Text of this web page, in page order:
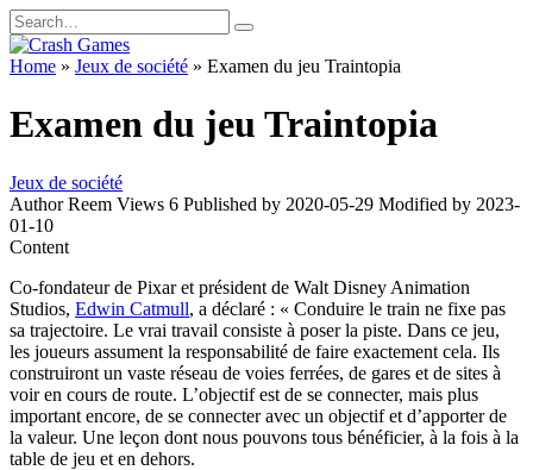
Skip
to
content
Search
for:
Home » Jeux de société » Examen du jeu Traintopia
Examen du jeu Traintopia
Jeux de société
Author Reem Views 6 Published by 2020-05-29 Modified by 2023-
01-10
Content
Co-fondateur de Pixar et président de Walt Disney Animation
Studios, Edwin Catmull, a déclaré : « Conduire le train ne fixe pas
sa trajectoire. Le vrai travail consiste à poser la piste. Dans ce jeu,
les joueurs assument la responsabilité de faire exactement cela. Ils
construiront un vaste réseau de voies ferrées, de gares et de sites à
voir en cours de route. L’objectif est de se connecter, mais plus
important encore, de se connecter avec un objectif et d’apporter de
la valeur. Une leçon dont nous pouvons tous bénéficier, à la fois à la
table de jeu et en dehors.